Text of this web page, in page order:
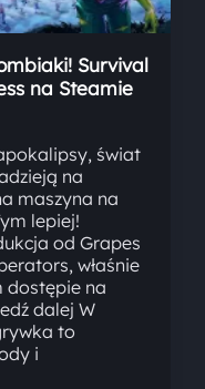
Survival
na Steamie
świat
na
maszyna na
lepiej!
od Grapes
właśnie
dostępie na
dalej W
to
i